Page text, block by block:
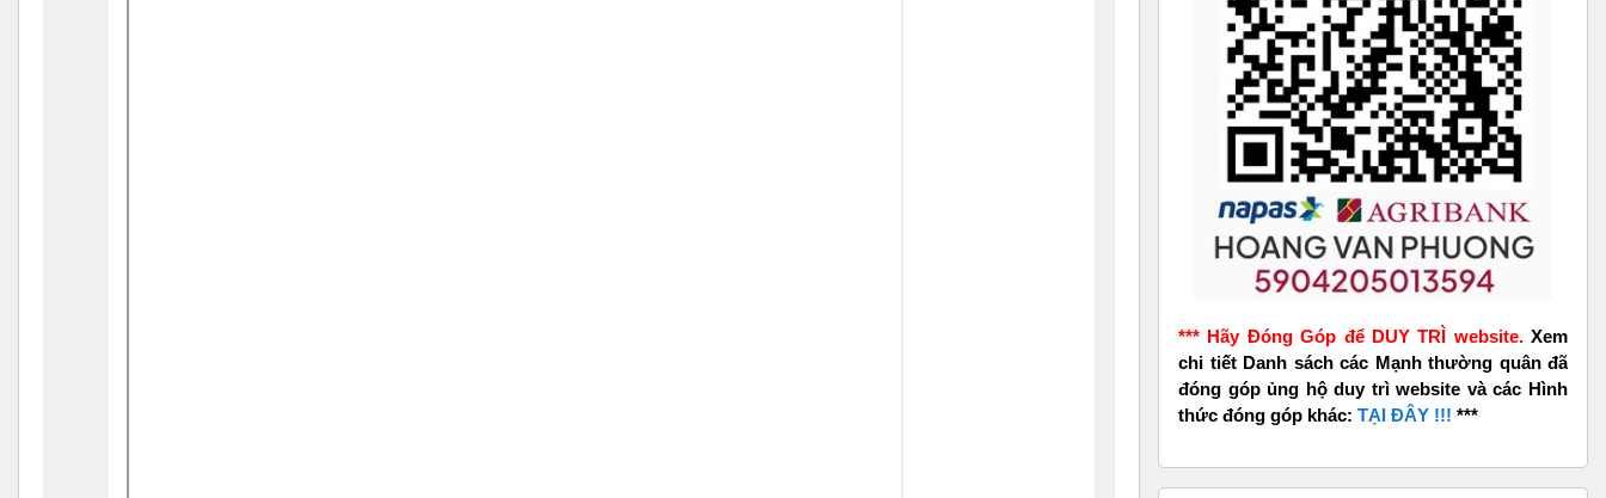
*** Hãy Đóng Góp để DUY TRÌ website. Xem
chi tiết Danh sách các Mạnh thường quân đã
đóng góp ủng hộ duy trì website và các Hình
thức đóng góp khác: TẠI ĐÂY !!! ***